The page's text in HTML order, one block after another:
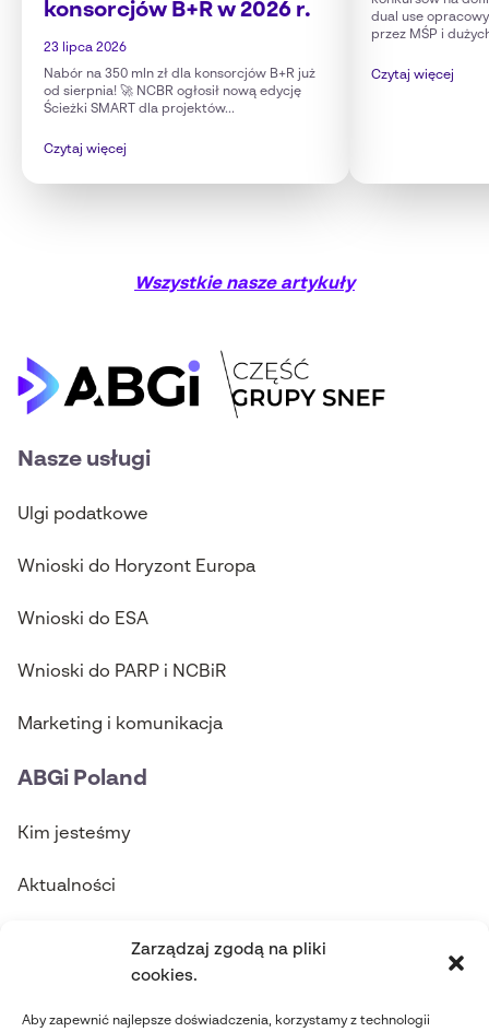
Zarządzaj zgodą na pliki
cookies.
Aby zapewnić najlepsze doświadczenia, korzystamy z technologii
konsorcjów B+R w 2026 r.
23 lipca 2026
Nabór na 350 mln zł dla konsorcjów B+R już
od sierpnia! 🚀 NCBR ogłosił nową edycję
Ścieżki SMART dla projektów...
Czytaj więcej
dual use
przez MŚP i
Czytaj więcej
Wszystkie nasze artykuły
Nasze usługi
Ulgi podatkowe
Wnioski do Horyzont Europa
Wnioski do ESA
Wnioski do PARP i NCBiR
Marketing i komunikacja
ABGi Poland
Kim jesteśmy
Aktualności
Skontaktuj się z nami